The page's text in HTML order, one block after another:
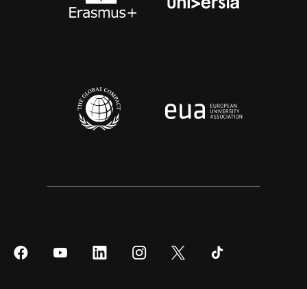
SíguenosSíguenos
SíguenosSíguenos
Síguenos